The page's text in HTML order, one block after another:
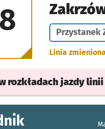
Przystanek
Linia
rozkładach jazdylinii